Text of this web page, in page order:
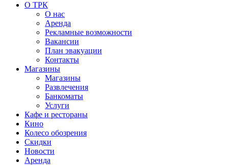
О ТРК
О нас
Аренда
Рекламные возможности
Вакансии
План эвакуации
Контакты
Магазины
Магазины
Развлечения
Банкоматы
Услуги
Кафе и рестораны
Кино
Колесо обозрения
Скидки
Новости
Аренда